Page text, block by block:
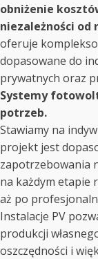
obniżenie
niezależności od
oferuje
dopasowane do
prywatnych oraz
Systemy
potrzeb.
Stawiamy na
projekt jest
zapotrzebowania
na każdym etapie
aż po
Instalacje PV
produkcji
oszczędności i